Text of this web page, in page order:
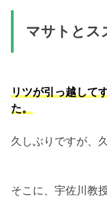
マサトとス
リツが引っ越して
た。
久しぶりですが、
そこに、宇佐川教